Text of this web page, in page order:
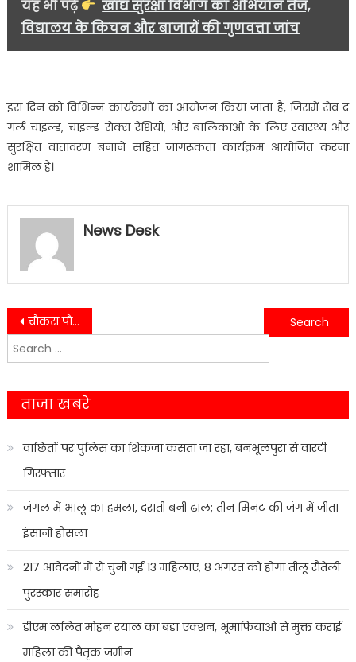
यह भी पढ़ें
खाद्य सुरक्षा विभाग का अभियान तेज,
विद्यालय के किचन और बाजारों की गुणवत्ता जांच
इस दिन को विभिन्न कार्यक्रमों का आयोजन किया जाता है, जिसमें सेव द
गर्ल चाइल्ड, चाइल्ड सेक्स रेशियो, और बालिकाओ के लिए स्वास्थ्य और
सुरक्षित वातावरण बनाने सहित जागरूकता कार्यक्रम आयोजित करना
शामिल है।
News Desk
Post
navigation
चौकस पौड़ी पुलिस ने खोये हुये सैमसंग मोबाइल फोन कीमत ₹ 30,000/- को सकुशल किया मालिक के सुपुर्द….
सरस्वती जन कल्याण सयुक्त राष्ट विकास कार्यक्रम (UNDP) द्वारा नगर निगम सभागार में आयोजित किया गया……
Search
for:
ताजा खबरे
वांछितों पर पुलिस का शिकंजा कसता जा रहा, बनभूलपुरा से वारंटी
गिरफ्तार
जंगल में भालू का हमला, दराती बनी ढाल; तीन मिनट की जंग में जीता
इंसानी हौसला
217 आवेदनों में से चुनी गईं 13 महिलाएं, 8 अगस्त को होगा तीलू रौतेली
पुरस्कार समारोह
डीएम ललित मोहन रयाल का बड़ा एक्शन, भूमाफियाओं से मुक्त कराई
महिला की पैतृक जमीन